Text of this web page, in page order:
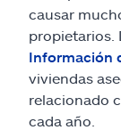
Asistencia y
Buscar agente
Explore Allstate
causar
propietarios.
Información
viviendas
relacionado
cada año.